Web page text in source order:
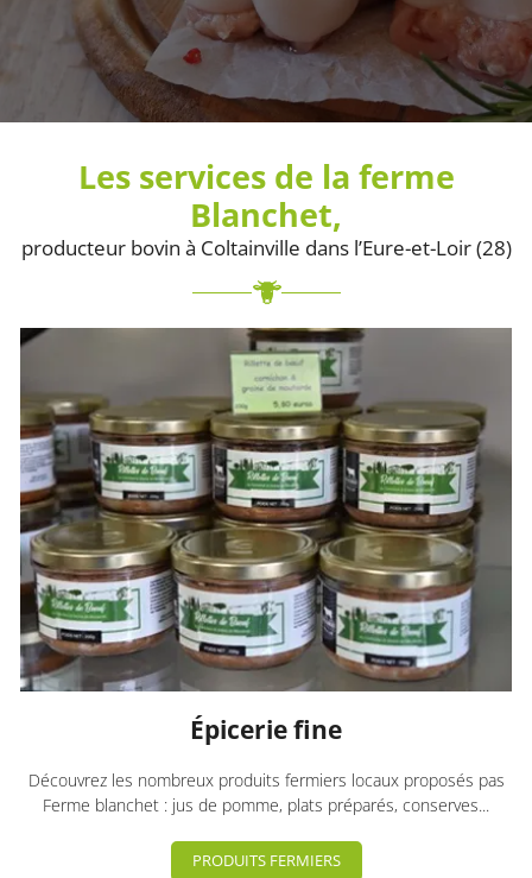
Les services de la ferme
Blanchet,
producteur bovin à Coltainville dans l’Eure-et-Loir (28)
Épicerie fine
Découvrez les nombreux produits fermiers locaux proposés pas
Ferme blanchet : jus de pomme, plats préparés, conserves...
PRODUITS FERMIERS